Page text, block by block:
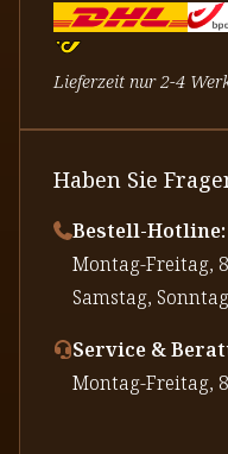
Lieferzeit nur 2-4
Haben Sie
Bestell-Hotline:
⁠Montag-Freitag,
⁠Samstag,
Service &
⁠Montag-Freitag,